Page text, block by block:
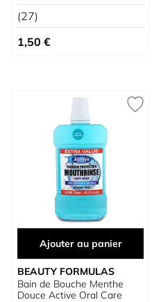
(27)
1,50 €
Ajouter au panier
BEAUTY FORMULAS
Bain de Bouche Menthe
Douce Active Oral Care